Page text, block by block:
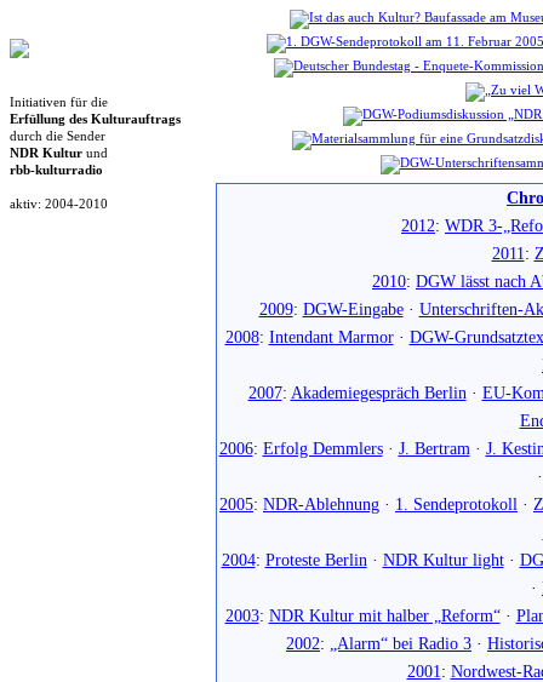
Initiativen für die
Erfüllung des Kulturauftrags
durch die Sender
NDR Kultur und
rbb-kulturradio
aktiv: 2004-2010
2012: WDR 3-
2011:
2010: DGW lässt nach
2009: DGW-Eingabe· Unterschriften-
2008: Intendant Marmor· DGW-
2007: Akademiegespräch Berlin · EU-
2006: Erfolg Demmlers· J. Bertram · J.
2005: NDR-Ablehnung · 1. Sendeprotokoll ·
2004: Proteste Berlin · NDR Kultur light·
·
2003: NDR Kultur mit halber „Reform“·
2002: „Alarm“ bei Radio 3 ·
2001: Nordwest-